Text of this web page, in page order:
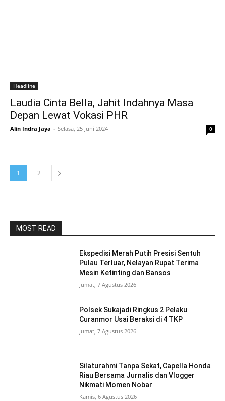
Headline
Laudia Cinta Bella, Jahit Indahnya Masa
Depan Lewat Vokasi PHR
Alin Indra Jaya - Selasa, 25 Juni 2024 0
1 2
MOST READ
Ekspedisi Merah Putih Presisi Sentuh
Pulau Terluar, Nelayan Rupat Terima
Mesin Ketinting dan Bansos
Jumat, 7 Agustus 2026
Polsek Sukajadi Ringkus 2 Pelaku
Curanmor Usai Beraksi di 4 TKP
Jumat, 7 Agustus 2026
Silaturahmi Tanpa Sekat, Capella Honda
Riau Bersama Jurnalis dan Vlogger
Nikmati Momen Nobar
Kamis, 6 Agustus 2026